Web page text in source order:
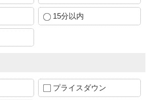
15分以内
プライスダウン